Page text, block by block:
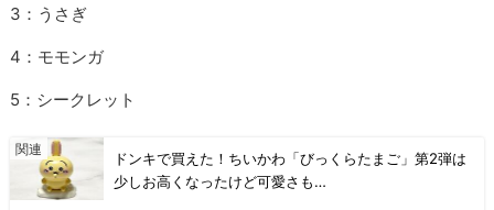
3：うさぎ
4：モモンガ
5：シークレット
ドンキで買えた！ちいかわ「びっくらたまご」第2弾は
少しお高くなったけど可愛さも…